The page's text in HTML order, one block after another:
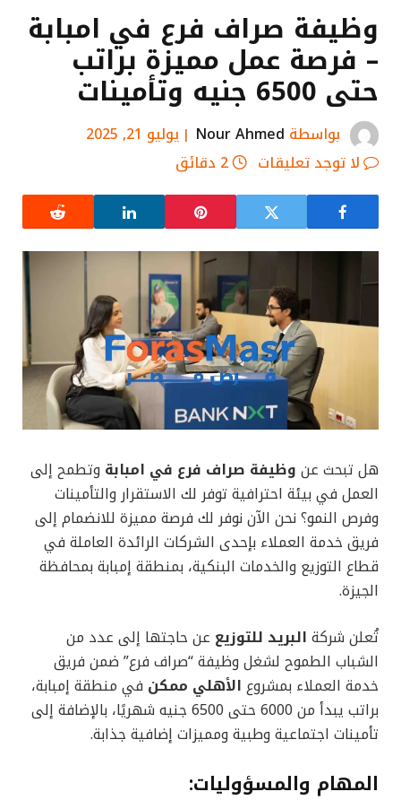
وظيفة صراف فرع في امبابة
– فرصة عمل مميزة براتب
حتى 6500 جنيه وتأمينات
بواسطة Nour Ahmed
يوليو 21, 2025
لا توجد تعليقات
2 دقائق
هل تبحث عن وظيفة صراف فرع في امبابة وتطمح إلى
العمل في بيئة احترافية توفر لك الاستقرار والتأمينات
وفرص النمو؟ نحن الآن نوفر لك فرصة مميزة للانضمام إلى
فريق خدمة العملاء بإحدى الشركات الرائدة العاملة في
قطاع التوزيع والخدمات البنكية، بمنطقة إمبابة بمحافظة
الجيزة.
تُعلن شركة البريد للتوزيع عن حاجتها إلى عدد من
الشباب الطموح لشغل وظيفة “صراف فرع” ضمن فريق
خدمة العملاء بمشروع الأهلي ممكن في منطقة إمبابة،
براتب يبدأ من 6000 حتى 6500 جنيه شهريًا، بالإضافة إلى
تأمينات اجتماعية وطبية ومميزات إضافية جذابة.
المهام والمسؤوليات: